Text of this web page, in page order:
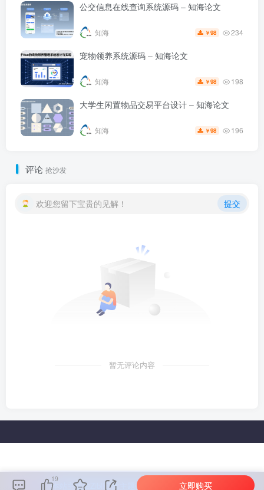
公交信息在线查询系统源码 – 知海论文
知海 ￥98 234
宠物领养系统源码 – 知海论文
知海 ￥98 198
大学生闲置物品交易平台设计 – 知海论文
知海 ￥98 196
评论 抢沙发
欢迎您留下宝贵的见解！ 提交
暂无评论内容
19
立即购买
本站主题由Zibll子比主题强力驱动 联系作者